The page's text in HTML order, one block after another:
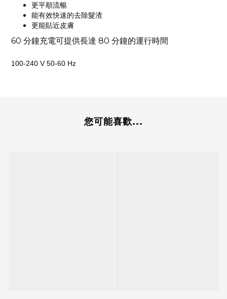
更平順流暢
能有效快速的去除髮渣
更能貼近皮膚
60 分鐘充電可提供長達 80 分鐘的運行時間
100-240 V50-60 Hz
您可能喜歡...